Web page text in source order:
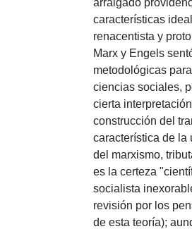
arraigado
características
renacentista y
Marx y Engels
metodológicas
ciencias sociales,
cierta
construcción del
característica de la
del marxismo,
es la certeza
socialista
revisión por los
de esta teoría);